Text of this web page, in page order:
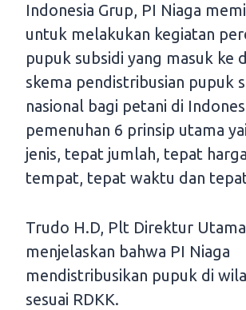
Indonesia Grup, PI Niaga
untuk melakukan kegiatan
pupuk subsidi yang masuk ke
skema pendistribusian pupuk
nasional bagi petani di
pemenuhan 6 prinsip utama
jenis, tepat jumlah, tepat
tempat, tepat waktu dan
Trudo H.D, Plt Direktur
menjelaskan bahwa PI Niaga
mendistribusikan pupuk di
sesuai RDKK.